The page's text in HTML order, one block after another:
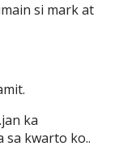
si mark at
ka
sa kwarto ko..